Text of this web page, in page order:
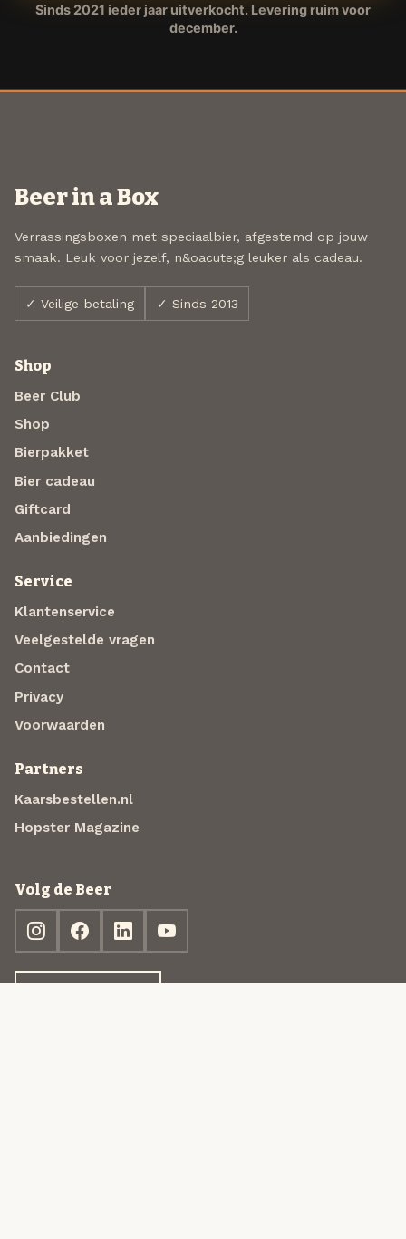
Sinds 2021 ieder jaar uitverkocht. Levering ruim voor
december.
Beer in a Box
Verrassingsboxen met speciaalbier, afgestemd op jouw
smaak. Leuk voor jezelf, n&oacute;g leuker als cadeau.
✓ Veilige betaling ✓ Sinds 2013
Shop
Beer Club
Shop
Bierpakket
Bier cadeau
Giftcard
Aanbiedingen
Service
Klantenservice
Veelgestelde vragen
Contact
Privacy
Voorwaarden
Partners
Kaarsbestellen.nl
Hopster Magazine
Volg de Beer